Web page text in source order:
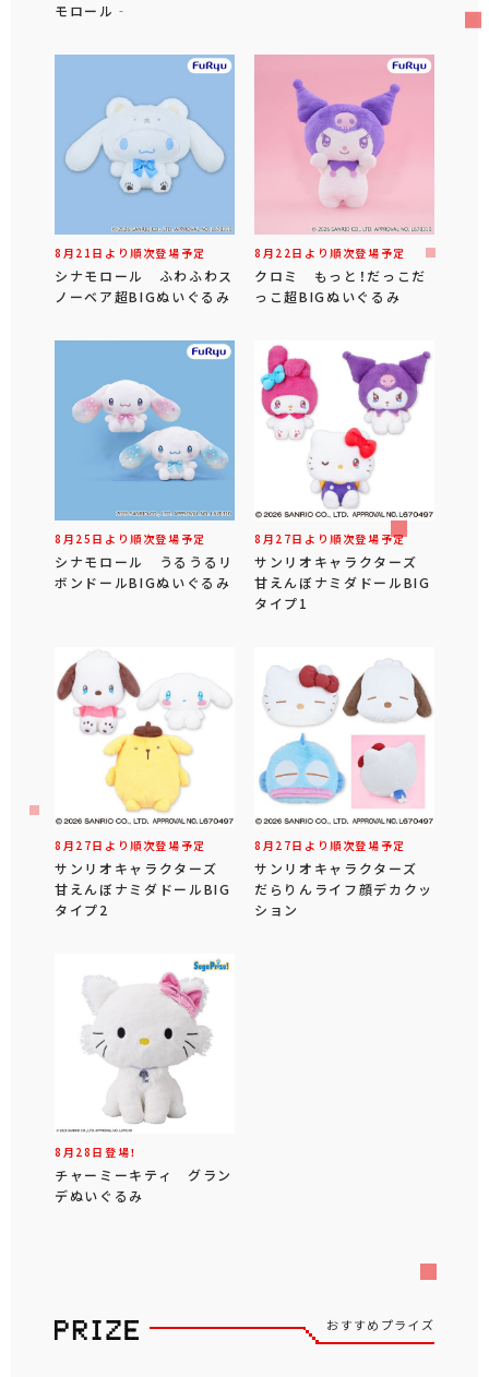
モロール‐
8月21日より順次登場予定
シナモロール ふわふわス
ノーベア超BIGぬいぐるみ
8月22日より順次登場予定
クロミ もっと！だっこだ
っこ超BIGぬいぐるみ
8月25日より順次登場予定
シナモロール うるうるリ
ボンドールBIGぬいぐるみ
8月27日より順次登場予定
サンリオキャラクターズ
甘えんぼナミダドールBIG
タイプ1
8月27日より順次登場予定
サンリオキャラクターズ
甘えんぼナミダドールBIG
タイプ2
8月27日より順次登場予定
サンリオキャラクターズ
だらりんライフ顔デカクッ
ション
8月28日登場！
チャーミーキティ グラン
デぬいぐるみ
おすすめプライズ